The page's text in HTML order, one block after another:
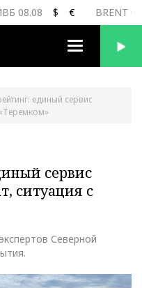
08.08 $ € BRENT
Переключить
единый сервис
сервис
ситуация с
Северной